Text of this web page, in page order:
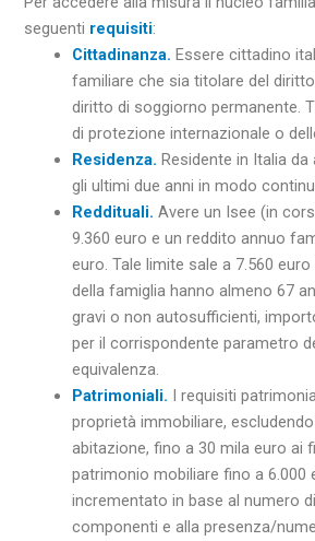
seguenti requisiti:
Cittadinanza. Essere cittadino
familiare che sia titolare del
diritto di soggiorno permanente.
di protezione internazionale o
Residenza. Residente in Italia da
gli ultimi due anni in modo
Reddituali. Avere un Isee (in
9.360 euro e un reddito annuo
euro. Tale limite sale a 7.560
della famiglia hanno almeno 67
gravi o non autosufficienti,
per il corrispondente parametro
equivalenza.
Patrimoniali. I requisiti
proprietà immobiliare,
abitazione, fino a 30 mila euro ai
patrimonio mobiliare fino a 6.000
incrementato in base al numero
componenti e alla presenza/